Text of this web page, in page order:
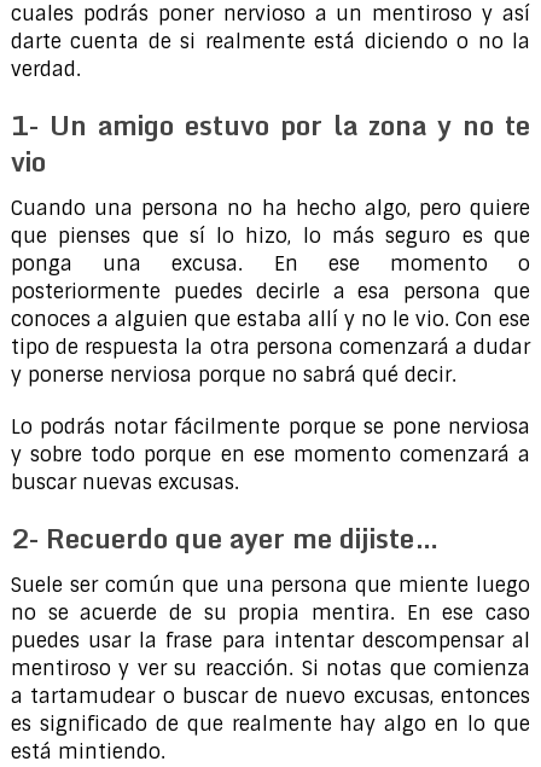
cuales podrás poner nervioso a un mentiroso y así
darte cuenta de si realmente está diciendo o no la
verdad.
1- Un amigo estuvo por la zona y no te
vio
Cuando una persona no ha hecho algo, pero quiere
que pienses que sí lo hizo, lo más seguro es que
ponga una excusa. En ese momento o
posteriormente puedes decirle a esa persona que
conoces a alguien que estaba allí y no le vio. Con ese
tipo de respuesta la otra persona comenzará a dudar
y ponerse nerviosa porque no sabrá qué decir.
Lo podrás notar fácilmente porque se pone nerviosa
y sobre todo porque en ese momento comenzará a
buscar nuevas excusas.
2- Recuerdo que ayer me dijiste…
Suele ser común que una persona que miente luego
no se acuerde de su propia mentira. En ese caso
puedes usar la frase para intentar descompensar al
mentiroso y ver su reacción. Si notas que comienza
a tartamudear o buscar de nuevo excusas, entonces
es significado de que realmente hay algo en lo que
está mintiendo.